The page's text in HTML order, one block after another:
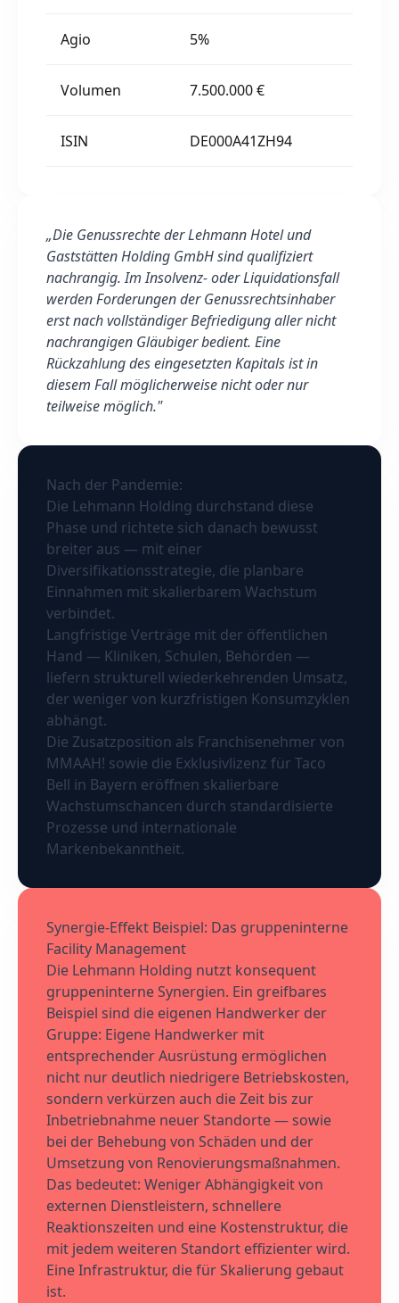
Agio 5%
Volumen 7.500.000 €
ISIN DE000A41ZH94
„Die Genussrechte der Lehmann Hotel und
Gaststätten Holding GmbH sind qualifiziert
nachrangig. Im Insolvenz- oder Liquidationsfall
werden Forderungen der Genussrechtsinhaber
erst nach vollständiger Befriedigung aller nicht
nachrangigen Gläubiger bedient. Eine
Rückzahlung des eingesetzten Kapitals ist in
diesem Fall möglicherweise nicht oder nur
teilweise möglich."
Nach der Pandemie:
Die Lehmann Holding durchstand diese
Phase und richtete sich danach bewusst
breiter aus — mit einer
Diversifikationsstrategie, die planbare
Einnahmen mit skalierbarem Wachstum
verbindet.
Langfristige Verträge mit der öffentlichen
Hand — Kliniken, Schulen, Behörden —
liefern strukturell wiederkehrenden Umsatz,
der weniger von kurzfristigen Konsumzyklen
abhängt.
Die Zusatzposition als Franchisenehmer von
MMAAH! sowie die Exklusivlizenz für Taco
Bell in Bayern eröffnen skalierbare
Wachstumschancen durch standardisierte
Prozesse und internationale
Markenbekanntheit.
Synergie-Effekt Beispiel: Das gruppeninterne
Facility Management
Die Lehmann Holding nutzt konsequent
gruppeninterne Synergien. Ein greifbares
Beispiel sind die eigenen Handwerker der
Gruppe: Eigene Handwerker mit
entsprechender Ausrüstung ermöglichen
nicht nur deutlich niedrigere Betriebskosten,
sondern verkürzen auch die Zeit bis zur
Inbetriebnahme neuer Standorte — sowie
bei der Behebung von Schäden und der
Umsetzung von Renovierungsmaßnahmen.
Das bedeutet: Weniger Abhängigkeit von
externen Dienstleistern, schnellere
Reaktionszeiten und eine Kostenstruktur, die
mit jedem weiteren Standort effizienter wird.
Eine Infrastruktur, die für Skalierung gebaut
ist.